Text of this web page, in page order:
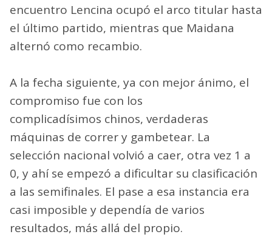
encuentro Lencina ocupó el arco titular hasta
el último partido, mientras que Maidana
alternó como recambio.
A la fecha siguiente, ya con mejor ánimo, el
compromiso fue con los
complicadísimos chinos, verdaderas
máquinas de correr y gambetear. La
selección nacional volvió a caer, otra vez 1 a
0, y ahí se empezó a dificultar su clasificación
a las semifinales. El pase a esa instancia era
casi imposible y dependía de varios
resultados, más allá del propio.